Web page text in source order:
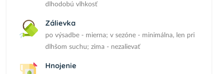
dlhodobú vlhkosť
Zálievka
po výsadbe - mierna; v sezóne - minimálna, len pri
dlhšom suchu; zima - nezalievať
Hnojenie